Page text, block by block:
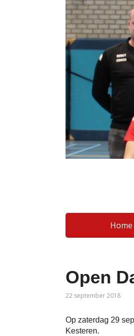
Home
Open
22 september 2018
Op zaterdag 29
Kesteren.